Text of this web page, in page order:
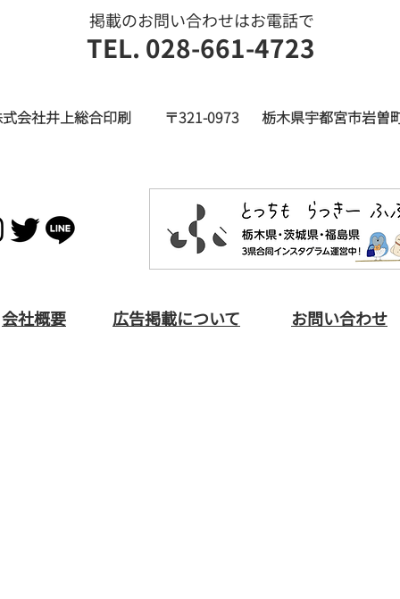
8月号
​掲載のお問い合わせはお電話で
TEL. 028-661-4723
会社井上総合印刷 〒321-0973 栃木県宇都宮市岩曽
​会社概要 広告掲載について お問い合わせ